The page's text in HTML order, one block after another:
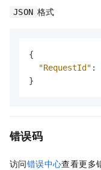
JSON 格式
{
"RequestId" :
}
错误码
访问错误中心查看更多